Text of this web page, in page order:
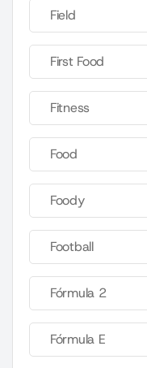
Field
First Food
Fitness
Food
Foody
Football
Fórmula 2
Fórmula E